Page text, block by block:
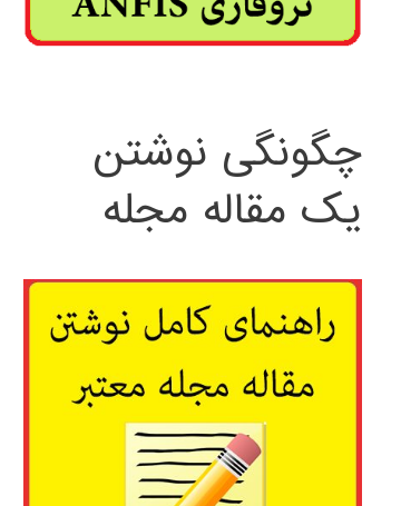
چگونگی نوشتن
یک مقاله مجله